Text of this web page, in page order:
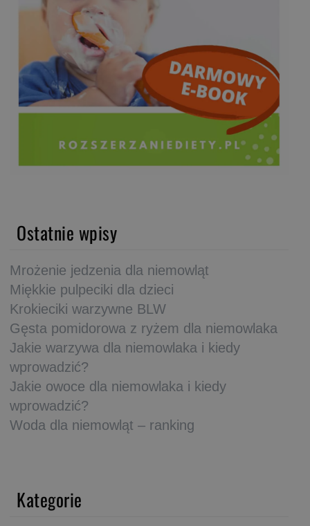
Ostatnie wpisy
Mrożenie jedzenia dla niemowląt
Miękkie pulpeciki dla dzieci
Krokieciki warzywne BLW
Gęsta pomidorowa z ryżem dla niemowlaka
Jakie warzywa dla niemowlaka i kiedy
wprowadzić?
Jakie owoce dla niemowlaka i kiedy
wprowadzić?
Woda dla niemowląt – ranking
Kategorie